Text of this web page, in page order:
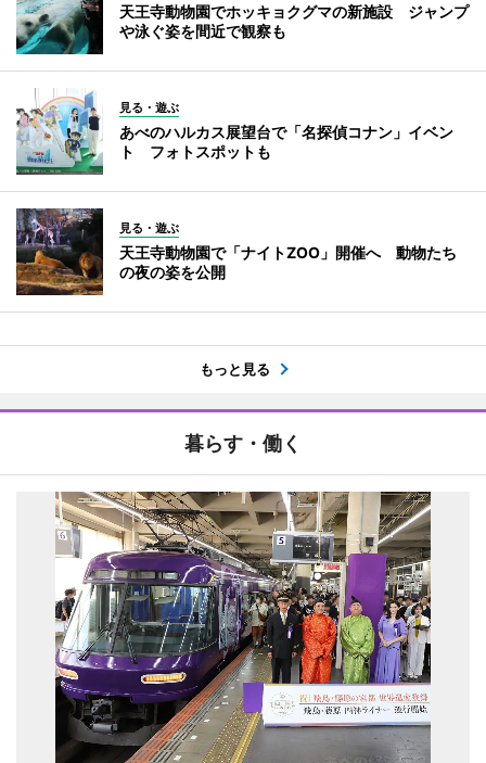
天王寺動物園でホッキョクグマの新施設 ジャンプ
や泳ぐ姿を間近で観察も
見る・遊ぶ
あべのハルカス展望台で「名探偵コナン」イベン
ト フォトスポットも
見る・遊ぶ
天王寺動物園で「ナイトZOO」開催へ 動物たち
の夜の姿を公開
もっと見る
暮らす・働く